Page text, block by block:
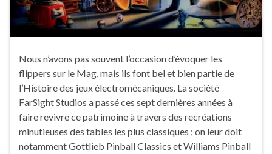
Nous n’avons pas souvent l’occasion d’évoquer les
flippers sur le Mag, mais ils font bel et bien partie de
l’Histoire des jeux électromécaniques. La société
FarSight Studios a passé ces sept dernières années à
faire revivre ce patrimoine à travers des recréations
minutieuses des tables les plus classiques ; on leur doit
notamment Gottlieb Pinball Classics et Williams Pinball